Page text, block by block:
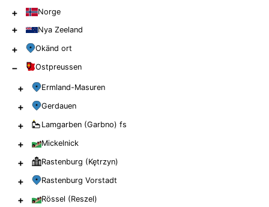
+ Norge
+ Nya Zeeland
+ Okänd ort
− Ostpreussen
+ Ermland-Masuren
+ Gerdauen
+ Lamgarben (Garbno) fs
+ Mickelnick
+ Rastenburg (Kętrzyn)
+ Rastenburg Vorstadt
+ Rössel (Reszel)